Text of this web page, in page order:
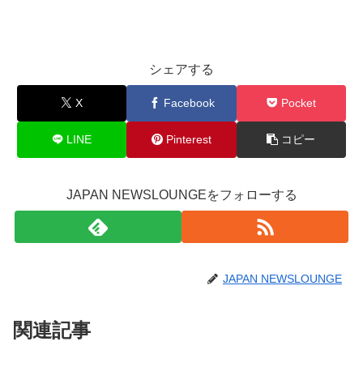
シェアする
X Facebook Pocket
LINE Pinterest コピー
JAPAN NEWSLOUNGEをフォローする
JAPAN NEWSLOUNGE
関連記事